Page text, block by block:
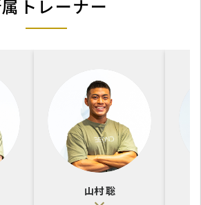
トレーナー
山村 聡